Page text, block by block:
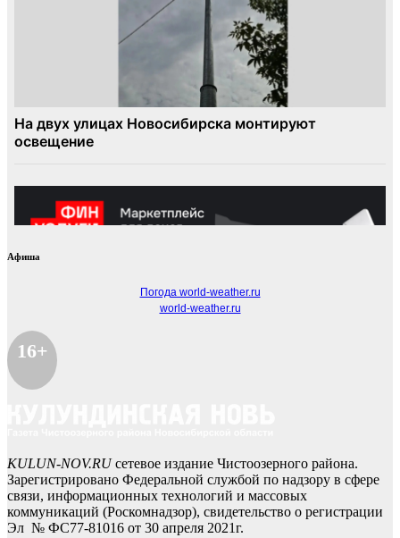
Афиша
Погода world-weather.ru
world-weather.ru
16+
KULUN-NOV.RUсетевое издание Чистоозерного района.
Зарегистрировано Федеральной службой по надзору в сфере
связи, информационных технологий и массовых
коммуникаций (Роскомнадзор), свидетельство о регистрации
Эл № ФС77-81016 от 30 апреля 2021г.